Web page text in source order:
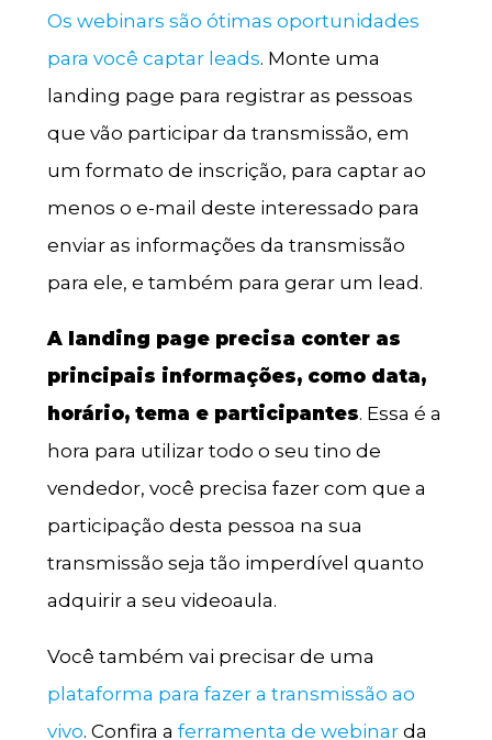
Os webinars são ótimas oportunidades
para você captar leads. Monte uma
landing page para registrar as pessoas
que vão participar da transmissão, em
um formato de inscrição, para captar ao
menos o e-mail deste interessado para
enviar as informações da transmissão
para ele, e também para gerar um lead.
A landing page precisa conter as
principais informações, como data,
horário, tema e participantes. Essa é a
hora para utilizar todo o seu tino de
vendedor, você precisa fazer com que a
participação desta pessoa na sua
transmissão seja tão imperdível quanto
adquirir a seu videoaula.
Você também vai precisar de uma
plataforma para fazer a transmissão ao
vivo. Confira a ferramenta de webinarda